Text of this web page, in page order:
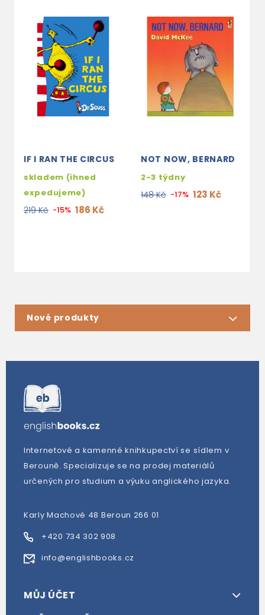
IF I RAN THE CIRCUS
skladem (ihned
expedujeme)
219 Kč -15% 186 Kč
NOT NOW, BERNARD
2-3 týdny
148 Kč -17% 123 Kč
Nové produkty
Internetové a kamenné knihkupectví se sídlem v
Berouně. Specializuje se na prodej materiálů
určených pro studium a výuku anglického jazyka.
Karly Machové 48 Beroun 266 01
+420 734 302 908
info@englishbooks.cz
MŮJ ÚČET